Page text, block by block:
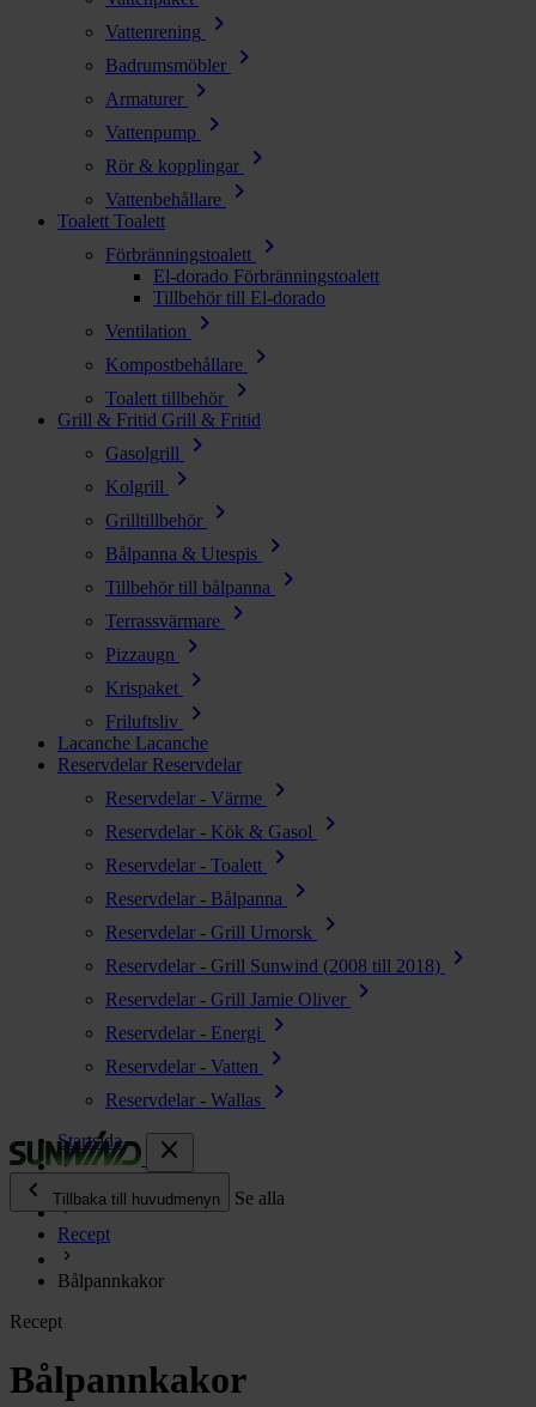
Vattenrening chevron_right
Badrumsmöbler chevron_right
Armaturer chevron_right
Vattenpump chevron_right
Rör & kopplingar chevron_right
Vattenbehållare chevron_right
Toalett Toalett
Förbränningstoalett
chevron_right
El-dorado Förbränningstoalett
Tillbehör till El-dorado
Ventilation
chevron_right
Kompostbehållare chevron_right
Toalett tillbehör chevron_right
Grill & Fritid Grill & Fritid
Gasolgrill
chevron_right
Kolgrill chevron_right
Grilltillbehör chevron_right
Bålpanna & Utespis chevron_right
Tillbehör till bålpanna chevron_right
Terrassvärmare chevron_right
Pizzaugn chevron_right
Krispaket chevron_right
Friluftsliv chevron_right
Lacanche Lacanche
Reservdelar Reservdelar
Reservdelar - Värme
chevron_right
Reservdelar - Kök & Gasol chevron_right
Reservdelar - Toalett chevron_right
Reservdelar - Bålpanna chevron_right
Reservdelar - Grill Urnorsk chevron_right
Reservdelar - Grill Sunwind (2008 till 2018) chevron_right
Reservdelar - Grill Jamie Oliver chevron_right
Reservdelar - Energi chevron_right
Reservdelar - Vatten chevron_right
Reservdelar - Wallas
chevron_right
close
chevron_left
Tillbaka till huvudmenyn Se alla
Energi
chevron_right
Vatten chevron_right
Startsida
Recept
Bålpannkakor
Recept
Bålpannkakor